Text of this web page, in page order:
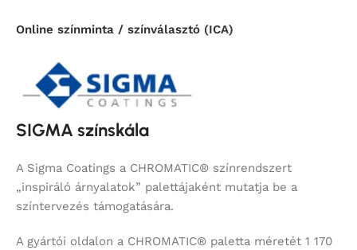
Online színminta / színválasztó (ICA)
SIGMA színskála
A Sigma Coatings a CHROMATIC® színrendszert
„inspiráló árnyalatok” palettájaként mutatja be a
színtervezés támogatására.
A gyártói oldalon a CHROMATIC® paletta méretét 1 170